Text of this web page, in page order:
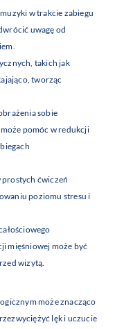
w trakcie zabiegu
uwagę od
takich jak
tworząc
sobie
pomóc w redukcji
prostych ćwiczeń
poziomu stresu i
mięśniowej może być
wizytą.
może znacząco
lęk i uczucie